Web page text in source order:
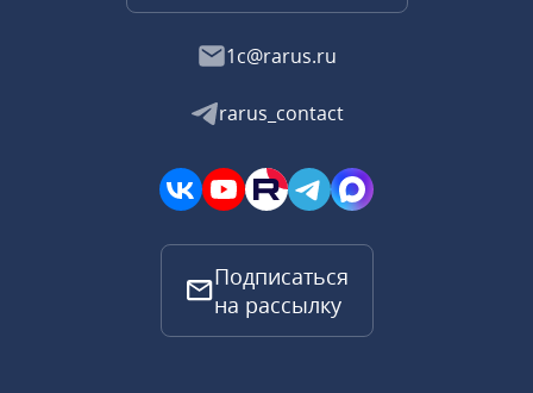
1c@rarus.ru
rarus_contact
Подписаться
на рассылку